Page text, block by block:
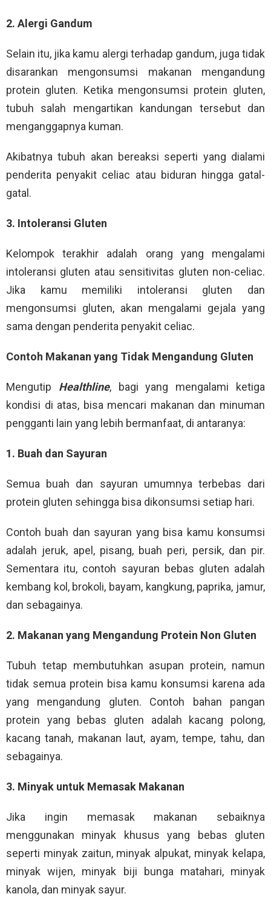
2. Alergi Gandum
Selain itu, jika kamu alergi terhadap gandum, juga tidak
disarankan mengonsumsi makanan mengandung
protein gluten. Ketika mengonsumsi protein gluten,
tubuh salah mengartikan kandungan tersebut dan
menganggapnya kuman.
Akibatnya tubuh akan bereaksi seperti yang dialami
penderita penyakit celiac atau biduran hingga gatal-
gatal.
3. Intoleransi Gluten
Kelompok terakhir adalah orang yang mengalami
intoleransi gluten atau sensitivitas gluten non-celiac.
Jika kamu memiliki intoleransi gluten dan
mengonsumsi gluten, akan mengalami gejala yang
sama dengan penderita penyakit celiac.
Contoh Makanan yang Tidak Mengandung Gluten
Mengutip Healthline, bagi yang mengalami ketiga
kondisi di atas, bisa mencari makanan dan minuman
pengganti lain yang lebih bermanfaat, di antaranya:
1. Buah dan Sayuran
Semua buah dan sayuran umumnya terbebas dari
protein gluten sehingga bisa dikonsumsi setiap hari.
Contoh buah dan sayuran yang bisa kamu konsumsi
adalah jeruk, apel, pisang, buah peri, persik, dan pir.
Sementara itu, contoh sayuran bebas gluten adalah
kembang kol, brokoli, bayam, kangkung, paprika, jamur,
dan sebagainya.
2. Makanan yang Mengandung Protein Non Gluten
Tubuh tetap membutuhkan asupan protein, namun
tidak semua protein bisa kamu konsumsi karena ada
yang mengandung gluten. Contoh bahan pangan
protein yang bebas gluten adalah kacang polong,
kacang tanah, makanan laut, ayam, tempe, tahu, dan
sebagainya.
3. Minyak untuk Memasak Makanan
Jika ingin memasak makanan sebaiknya
menggunakan minyak khusus yang bebas gluten
seperti minyak zaitun, minyak alpukat, minyak kelapa,
minyak wijen, minyak biji bunga matahari, minyak
kanola, dan minyak sayur.